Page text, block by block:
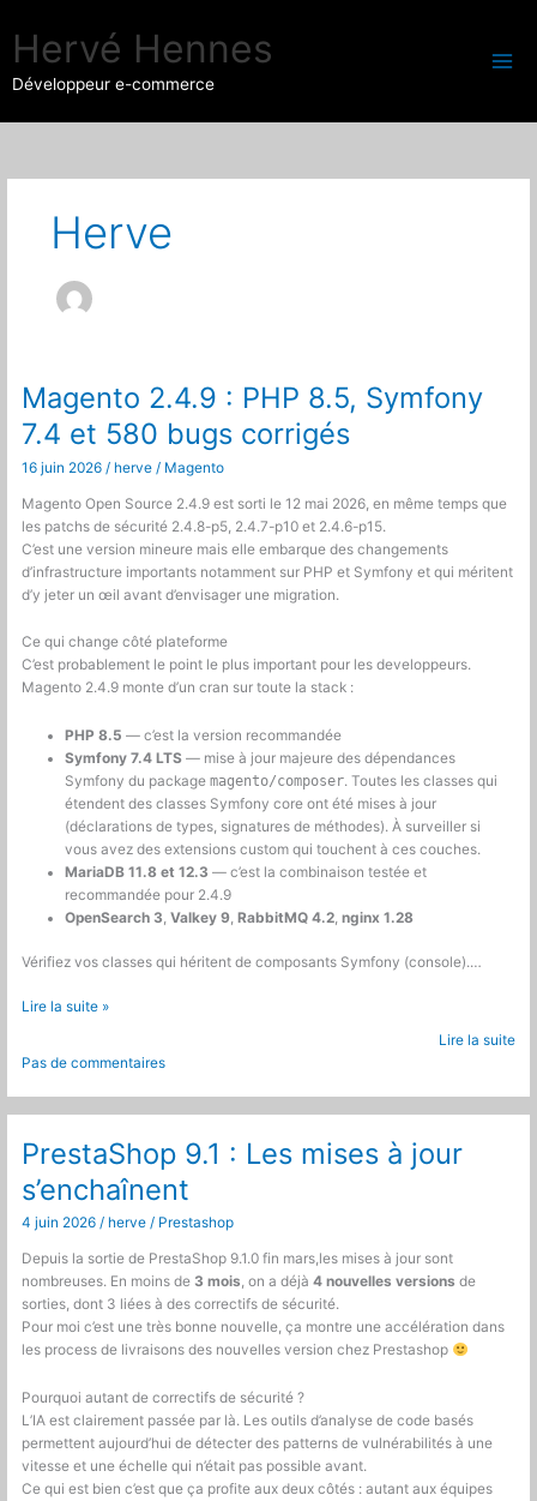
contenu
Hervé Hennes
Développeur e-commerce
Herve
Magento 2.4.9 : PHP 8.5, Symfony
7.4 et 580 bugs corrigés
16 juin 2026 / herve / Magento
Magento Open Source 2.4.9 est sorti le 12 mai 2026, en même temps que
les patchs de sécurité 2.4.8-p5, 2.4.7-p10 et 2.4.6-p15.
C’est une version mineure mais elle embarque des changements
d’infrastructure importants notamment sur PHP et Symfony et qui méritent
d’y jeter un œil avant d’envisager une migration.
Ce qui change côté plateforme
C’est probablement le point le plus important pour les developpeurs.
Magento 2.4.9 monte d’un cran sur toute la stack :
PHP 8.5 — c’est la version recommandée
Symfony 7.4 LTS— mise à jour majeure des dépendances
Symfony du package magento/composer. Toutes les classes qui
étendent des classes Symfony core ont été mises à jour
(déclarations de types, signatures de méthodes). À surveiller si
vous avez des extensions custom qui touchent à ces couches.
MariaDB 11.8 et 12.3 — c’est la combinaison testée et
recommandée pour 2.4.9
OpenSearch 3, Valkey 9, RabbitMQ 4.2, nginx 1.28
Vérifiez vos classes qui héritent de composants Symfony (console).…
Magento
PHP
8.5,
Symfony
7.4
et
580
corrigés
Lire la suite »
Lire la suite
Pas de commentaires
PrestaShop 9.1 : Les mises à jour
s’enchaînent
4 juin 2026/ herve/ Prestashop
Depuis la sortie de PrestaShop 9.1.0 fin mars,les mises à jour sont
nombreuses. En moins de 3 mois, on a déjà4 nouvelles versions de
sorties, dont 3 liées à des correctifs de sécurité.
Pour moi c’est une très bonne nouvelle, ça montre une accélération dans
les process de livraisons des nouvelles version chez Prestashop
Pourquoi autant de correctifs de sécurité ?
L’IA est clairement passée par là. Les outils d’analyse de code basés
permettent aujourd’hui de détecter des patterns de vulnérabilités à une
vitesse et une échelle qui n’était pas possible avant.
Ce qui est bien c’est que ça profite aux deux côtés : autant aux équipes